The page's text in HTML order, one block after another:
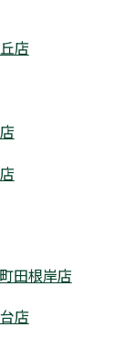
店
田根岸店
店